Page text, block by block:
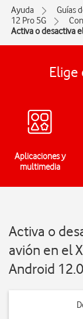
Ayuda Guías
12 Pro 5G
Activa o desactiva
Elige
Aplicaciones y
multimedia
Activa o
avión en el
Android 12.0